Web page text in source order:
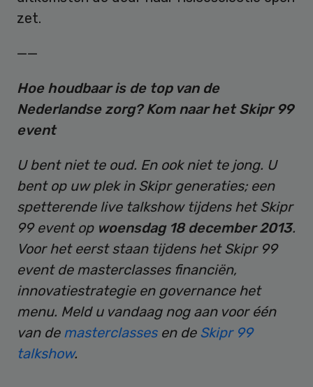
zet.
——
Hoe houdbaar is de top van de
Nederlandse zorg? Kom naar het Skipr 99
event
U bent niet te oud. En ook niet te jong. U
bent op uw plek in Skipr generaties; een
spetterende live talkshow tijdens het Skipr
99 event op woensdag 18 december 2013.
Voor het eerst staan tijdens het Skipr 99
event de masterclasses financiën,
innovatiestrategie en governance het
menu. Meld u vandaag nog aan voor één
van de masterclassesen de Skipr 99
talkshow.